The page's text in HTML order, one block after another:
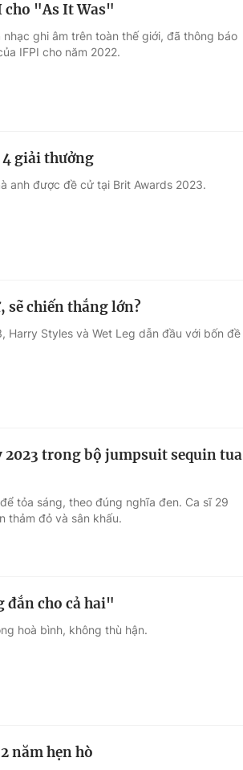
cho "As It Was"
ghi âm trên toàn thế giới, đã thông báo
IFPI cho năm 2022.
giải thưởng
anh được đề cử tại Brit Awards 2023.
sẽ chiến thắng lớn?
Harry Styles và Wet Leg dẫn đầu với bốn đề
2023 trong bộ jumpsuit sequin tua
tỏa sáng, theo đúng nghĩa đen. Ca sĩ 29
thảm đỏ và sân khấu.
đắn cho cả hai"
hoà bình, không thù hận.
năm hẹn hò